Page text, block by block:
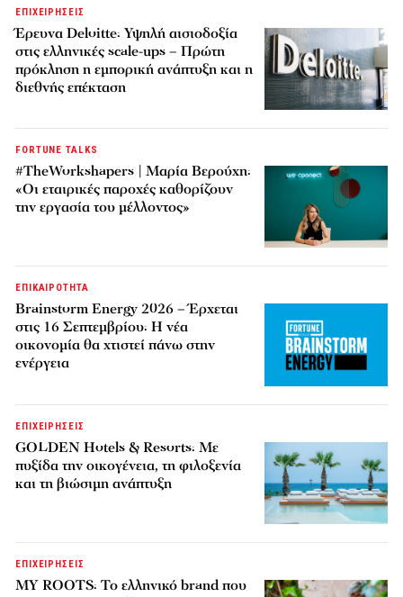
ΕΠΙΧΕΙΡΗΣΕΙΣ
Έρευνα Deloitte: Υψηλή αισιοδοξία
στις ελληνικές scale-ups – Πρώτη
πρόκληση η εμπορική ανάπτυξη και η
διεθνής επέκταση
FORTUNE TALKS
#TheWorkshapers | Μαρία Βερούχη:
«Οι εταιρικές παροχές καθορίζουν
την εργασία του μέλλοντος»
ΕΠΙΚΑΙΡΟΤΗΤΑ
Brainstorm Energy 2026 – Έρχεται
στις 16 Σεπτεμβρίου: Η νέα
οικονομία θα χτιστεί πάνω στην
ενέργεια
ΕΠΙΧΕΙΡΗΣΕΙΣ
GOLDEN Hotels & Resorts: Με
πυξίδα την οικογένεια, τη φιλοξενία
και τη βιώσιμη ανάπτυξη
ΕΠΙΧΕΙΡΗΣΕΙΣ
MY ROOTS: Το ελληνικό brand που